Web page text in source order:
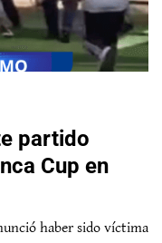
partido
Cup en
haber sido víctima